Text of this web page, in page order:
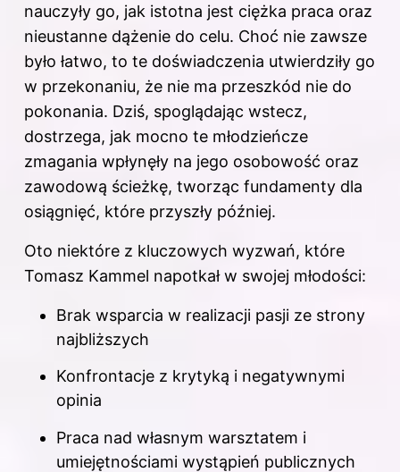
nauczyły go, jak istotna jest ciężka praca oraz
nieustanne dążenie do celu. Choć nie zawsze
było łatwo, to te doświadczenia utwierdziły go
w przekonaniu, że nie ma przeszkód nie do
pokonania. Dziś, spoglądając wstecz,
dostrzega, jak mocno te młodzieńcze
zmagania wpłynęły na jego osobowość oraz
zawodową ścieżkę, tworząc fundamenty dla
osiągnięć, które przyszły później.
Oto niektóre z kluczowych wyzwań, które
Tomasz Kammel napotkał w swojej młodości:
Brak wsparcia w realizacji pasji ze strony
najbliższych
Konfrontacje z krytyką i negatywnymi
opinia
Praca nad własnym warsztatem i
umiejętnościami wystąpień publicznych